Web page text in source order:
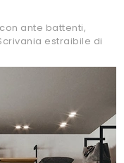
ante battenti,
estraibile di